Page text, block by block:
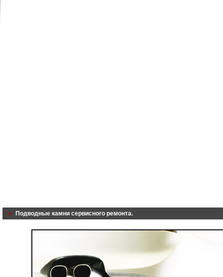
Подводные камни сервисного ремонта.